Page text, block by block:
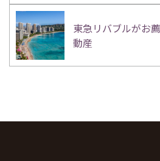
東急リバブルがお
動産